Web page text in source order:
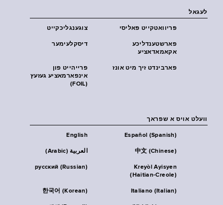
לעגאל
צוגענגליכקייט פּריוואטקייט פּאליסי
דיסקלעימער
פארשטענדליכע
אקאמאדאציע
פרייהייט פון
אינפארמאציע געזעץ
(FOIL)
פארבינדט זיך מיט אונז
וועלט אויס א שפראך
English Español (Spanish)
العربية (Arabic) 中文 (Chinese)
русский (Russian)
Kreyòl Ayisyen
(Haitian-Creole)
한국어 (Korean) Italiano (Italian)